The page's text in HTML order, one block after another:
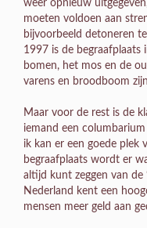
weer opnieuw
moeten voldoen aan
bijvoorbeeld detoneren
1997 is de begraafplaats
bomen, het mos en de
varens en broodboom
Maar voor de rest is de
iemand een
ik kan er een goede plek
begraafplaats wordt er
altijd kunt zeggen van de
Nederland kent een
mensen meer geld aan